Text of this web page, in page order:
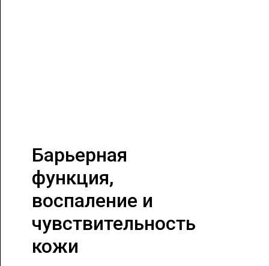
Барьерная
функция,
воспаление и
чувствительность
кожи